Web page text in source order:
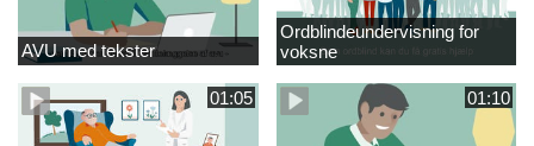
AVU med tekster
Ordblindeundervisning for
voksne
01:05 01:10